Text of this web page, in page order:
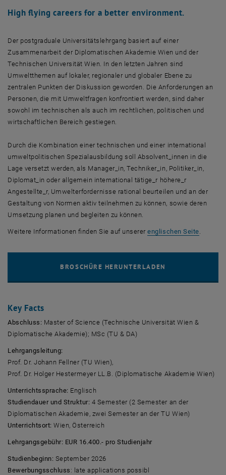
High flying careers for a better environment.
Der postgraduale Universitätslehrgang basiert auf einer
Zusammenarbeit der Diplomatischen Akademie Wien und der
Technischen Universität Wien. In den letzten Jahren sind
Umweltthemen auf lokaler, regionaler und globaler Ebene zu
zentralen Punkten der Diskussion geworden. Die Anforderungen an
Personen, die mit Umweltfragen konfrontiert werden, sind daher
sowohl im technischen als auch im rechtlichen, politischen und
wirtschaftlichen Bereich gestiegen.
Durch die Kombination einer technischen und einer international
umweltpolitischen Spezialausbildung soll Absolvent_innen in die
Lage versetzt werden, als Manager_in, Techniker_in, Politiker_in,
Diplomat_in oder allgemein international tätige_r höhere_r
Angestellte_r, Umwelterfordernisse rational beurteilen und an der
Gestaltung von Normen aktiv teilnehmen zu können, sowie deren
Umsetzung planen und begleiten zu können.
Weitere Informationen finden Sie auf unsererenglischen Seite, öffnet
.
Key Facts
Abschluss: Master of Science (Technische Universität Wien &
Diplomatische Akademie); MSc (TU & DA)
Lehrgangsleitung:
Prof. Dr. Johann Fellner (TU Wien),
Prof. Dr. Holger Hestermeyer LL.B. (Diplomatische Akademie Wien)
Unterrichtssprache: Englisch
Studiendauer und Struktur: 4 Semester (2 Semester an der
Diplomatischen Akademie, zwei Semester an der TU Wien)
Unterrichtsort:Wien, Österreich
Lehrgangsgebühr: EUR 16.400.- pro Studienjahr
Studienbeginn: September 2026
Bewerbungsschluss : late applications possibl